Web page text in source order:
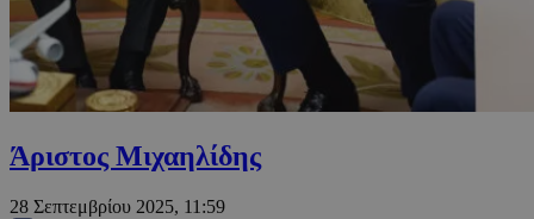
Άριστος Μιχαηλίδης
28 Σεπτεμβρίου 2025, 11:59